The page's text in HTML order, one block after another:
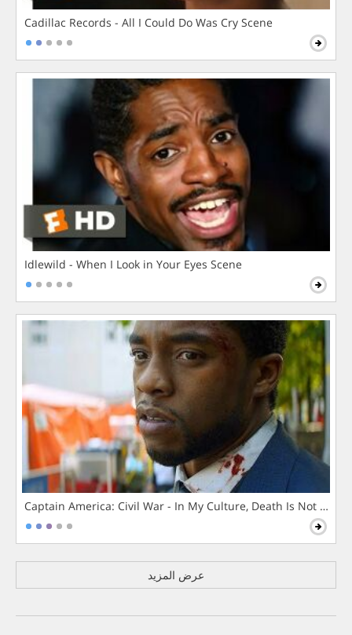
Cadillac Records - All I Could Do Was Cry Scene
Idlewild - When I Look in Your Eyes Scene
Captain America: Civil War - In My Culture, Death Is Not The
عرض المزيد